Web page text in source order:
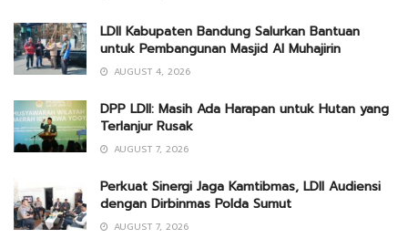
LDII Kabupaten Bandung Salurkan Bantuan
untuk Pembangunan Masjid Al Muhajirin
AUGUST 4, 2026
DPP LDII: Masih Ada Harapan untuk Hutan yang
Terlanjur Rusak
AUGUST 7, 2026
Perkuat Sinergi Jaga Kamtibmas, LDII Audiensi
dengan Dirbinmas Polda Sumut
AUGUST 7, 2026